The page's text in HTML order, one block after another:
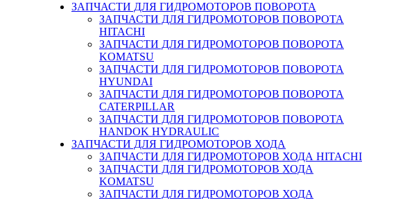
ЗАПЧАСТИ ДЛЯ ГИДРОМОТОРОВ ПОВОРОТА
ЗАПЧАСТИ ДЛЯ ГИДРОМОТОРОВ ПОВОРОТА
HITACHI
ЗАПЧАСТИ ДЛЯ ГИДРОМОТОРОВ ПОВОРОТА
KOMATSU
ЗАПЧАСТИ ДЛЯ ГИДРОМОТОРОВ ПОВОРОТА
HYUNDAI
ЗАПЧАСТИ ДЛЯ ГИДРОМОТОРОВ ПОВОРОТА
CATERPILLAR
ЗАПЧАСТИ ДЛЯ ГИДРОМОТОРОВ ПОВОРОТА
HANDOK HYDRAULIC
ЗАПЧАСТИ ДЛЯ ГИДРОМОТОРОВ ХОДА
ЗАПЧАСТИ ДЛЯ ГИДРОМОТОРОВ ХОДА HITACHI
ЗАПЧАСТИ ДЛЯ ГИДРОМОТОРОВ ХОДА
KOMATSU
ЗАПЧАСТИ ДЛЯ ГИДРОМОТОРОВ ХОДА